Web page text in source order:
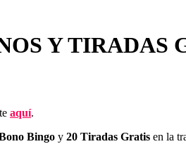
Y TIRADAS
aquí.
Bingo y 20 Tiradas Gratis en la